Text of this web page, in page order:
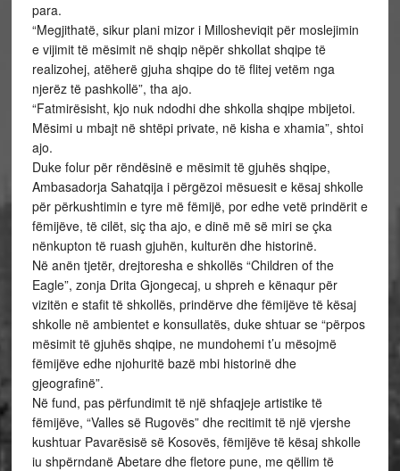
para.
“Megjithatë, sikur plani mizor i Millosheviqit për moslejimin
e vijimit të mësimit në shqip nëpër shkollat shqipe të
realizohej, atëherë gjuha shqipe do të flitej vetëm nga
njerëz të pashkollë”, tha ajo.
“Fatmirësisht, kjo nuk ndodhi dhe shkolla shqipe mbijetoi.
Mësimi u mbajt në shtëpi private, në kisha e xhamia”, shtoi
ajo.
Duke folur për rëndësinë e mësimit të gjuhës shqipe,
Ambasadorja Sahatqija i përgëzoi mësuesit e kësaj shkolle
për përkushtimin e tyre më fëmijë, por edhe vetë prindërit e
fëmijëve, të cilët, siç tha ajo, e dinë më së miri se çka
nënkupton të ruash gjuhën, kulturën dhe historinë.
Në anën tjetër, drejtoresha e shkollës “Children of the
Eagle”, zonja Drita Gjongecaj, u shpreh e kënaqur për
vizitën e stafit të shkollës, prindërve dhe fëmijëve të kësaj
shkolle në ambientet e konsullatës, duke shtuar se “përpos
mësimit të gjuhës shqipe, ne mundohemi t’u mësojmë
fëmijëve edhe njohuritë bazë mbi historinë dhe
gjeografinë”.
Në fund, pas përfundimit të një shfaqjeje artistike të
fëmijëve, “Valles së Rugovës” dhe recitimit të një vjershe
kushtuar Pavarësisë së Kosovës, fëmijëve të kësaj shkolle
iu shpërndanë Abetare dhe fletore pune, me qëllim të